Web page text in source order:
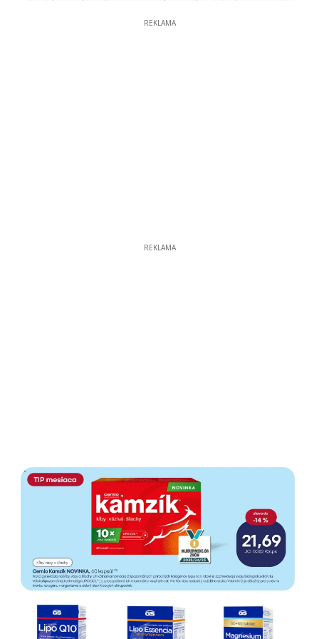
REKLAMA
REKLAMA